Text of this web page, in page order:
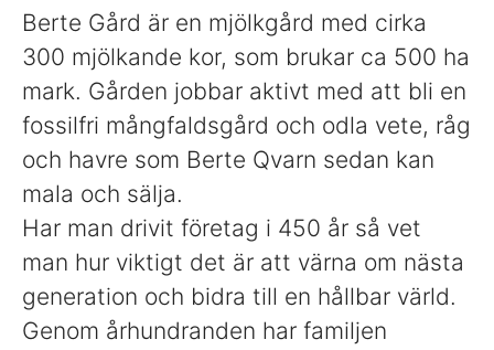
Berte Gård är en mjölkgård med cirka
300 mjölkande kor, som brukar ca 500 ha
mark. Gården jobbar aktivt med att bli en
fossilfri mångfaldsgård och odla vete, råg
och havre som Berte Qvarn sedan kan
mala och sälja.
Har man drivit företag i 450 år så vet
man hur viktigt det är att värna om nästa
generation och bidra till en hållbar värld.
Genom århundranden har familjen